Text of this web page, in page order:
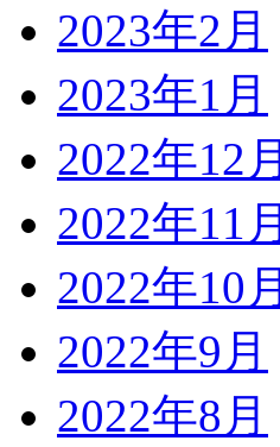
2023年2月
2023年1月
2022年12月
2022年11月
2022年10月
2022年9月
2022年8月